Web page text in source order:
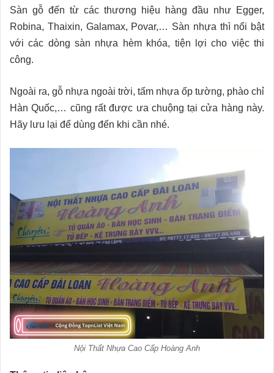
Sàn gỗ đến từ các thương hiệu hàng đầu như Egger,
Robina, Thaixin, Galamax, Povar,… Sàn nhựa thì nổi bật
với các dòng sàn nhựa hèm khóa, tiện lợi cho việc thi
công.
Ngoài ra, gỗ nhựa ngoài trời, tấm nhựa ốp tường, phào chỉ
Hàn Quốc,… cũng rất được ưa chuộng tại cửa hàng này.
Hãy lưu lại để dùng đến khi cần nhé.
Nội Thất Nhựa Cao Cấp Hoàng Anh